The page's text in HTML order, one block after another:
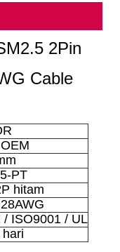
2Pin
Cable
PT
hitam
/ ISO9001 / UL